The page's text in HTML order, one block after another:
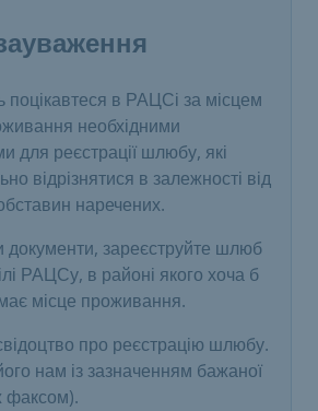
поцікавтеся в РАЦСі за місцем
необхідними
для реєстрації шлюбу, які
відрізнятися в залежності від
наречених.
зареєструйте шлюб
РАЦСу, в районі якого хоча б
місце проживання.
про реєстрацію шлюбу.
нам із зазначенням бажаної
факсом).